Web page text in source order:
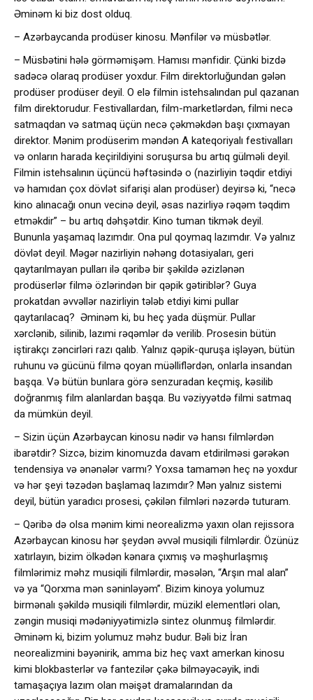
Əminəm ki biz dost olduq.
– Azərbaycanda prodüser kinosu. Mənfilər və müsbətlər.
– Müsbətini hələ görməmişəm. Hamısı mənfidir. Çünki bizdə
sadəcə olaraq prodüser yoxdur. Film direktorluğundan gələn
prodüser prodüser deyil. O elə filmin istehsalından pul qazanan
film direktorudur. Festivallardan, film-marketlərdən, filmi necə
satmaqdan və satmaq üçün necə çəkməkdən başı çıxmayan
direktor. Mənim prodüserim məndən A kateqoriyalı festivalları
və onların harada keçirildiyini soruşursa bu artıq gülməli deyil.
Filmin istehsalının üçüncü həftəsində o (nazirliyin təqdir etdiyi
və hamıdan çox dövlət sifarişi alan prodüser) deyirsə ki, “necə
kino alınacağı onun vecinə deyil, əsas nazirliyə rəqəm təqdim
etməkdir” – bu artıq dəhşətdir. Kino tuman tikmək deyil.
Bununla yaşamaq lazımdır. Ona pul qoymaq lazımdır. Və yalnız
dövlət deyil. Məgər nazirliyin nəhəng dotasiyaları, geri
qaytarılmayan pulları ilə qəribə bir şəkildə əzizlənən
prodüserlər filmə özlərindən bir qəpik gətiriblər? Guya
prokatdan əvvəllər nazirliyin tələb etdiyi kimi pullar
qaytarılacaq? Əminəm ki, bu heç yada düşmür. Pullar
xərclənib, silinib, lazımi rəqəmlər də verilib. Prosesin bütün
iştirakçı zəncirləri razı qalıb. Yalnız qəpik-quruşa işləyən, bütün
ruhunu və gücünü filmə qoyan müəlliflərdən, onlarla insandan
başqa. Və bütün bunlara görə senzuradan keçmiş, kəsilib
doğranmış film alanlardan başqa. Bu vəziyyətdə filmi satmaq
da mümkün deyil.
– Sizin üçün Azərbaycan kinosu nədir və hansı filmlərdən
ibarətdir? Sizcə, bizim kinomuzda davam etdirilməsi gərəkən
tendensiya və ənənələr varmı? Yoxsa tamamən heç nə yoxdur
və hər şeyi təzədən başlamaq lazımdır? Mən yalnız sistemi
deyil, bütün yaradıcı prosesi, çəkilən filmləri nəzərdə tuturam.
– Qəribə də olsa mənim kimi neorealizmə yaxın olan rejissora
Azərbaycan kinosu hər şeydən əvvəl musiqili filmlərdir. Özünüz
xatırlayın, bizim ölkədən kənara çıxmış və məşhurlaşmış
filmlərimiz məhz musiqili filmlərdir, məsələn, “Arşın mal alan”
və ya “Qorxma mən səninləyəm”. Bizim kinoya yolumuz
birmənalı şəkildə musiqili filmlərdir, müzikl elementləri olan,
zəngin musiqi mədəniyyətimizlə sintez olunmuş filmlərdir.
Əminəm ki, bizim yolumuz məhz budur. Bəli biz İran
neorealizmini bəyənirik, amma biz heç vaxt amerkan kinosu
kimi blokbasterlər və fantezilər çəkə bilməyəcəyik, indi
tamaşaçıya lazım olan məişət dramalarından da